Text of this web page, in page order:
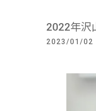
2022年沢
2023/01/02